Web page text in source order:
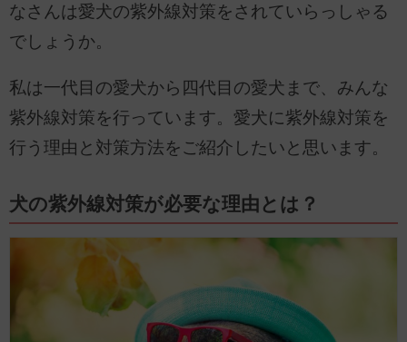
なさんは愛犬の紫外線対策をされていらっしゃる
でしょうか。
私は一代目の愛犬から四代目の愛犬まで、みんな
紫外線対策を行っています。愛犬に紫外線対策を
行う理由と対策方法をご紹介したいと思います。
犬の紫外線対策が必要な理由とは？